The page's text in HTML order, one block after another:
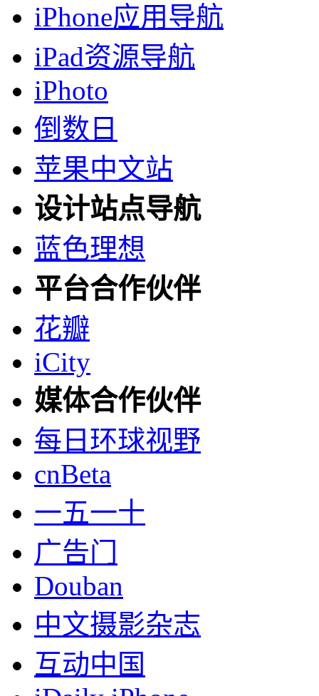
iPhone应用导航
iPad资源导航
iPhoto
倒数日
苹果中文站
设计站点导航
蓝色理想
平台合作伙伴
花瓣
iCity
媒体合作伙伴
每日环球视野
cnBeta
一五一十
广告门
Douban
中文摄影杂志
互动中国